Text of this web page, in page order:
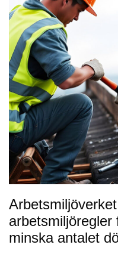
arbetsmiljöregler
minska antalet